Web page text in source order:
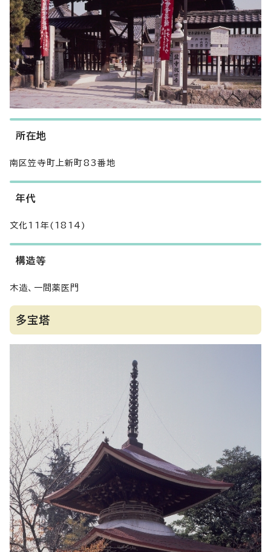
所在地
南区笠寺町上新町83番地
年代
文化11年(1814)
構造等
木造、一間薬医門
多宝塔